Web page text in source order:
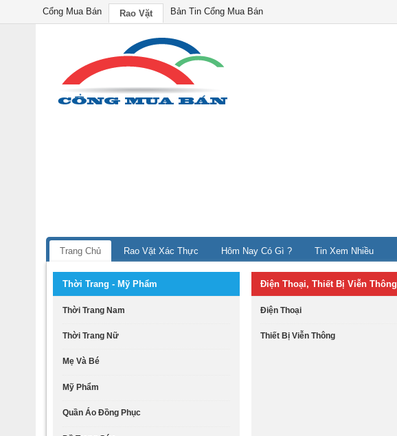
Cổng Mua Bán Rao Vặt Bản Tin Cổng Mua Bán
Trang Chủ Rao Vặt Xác Thực Hôm Nay Có Gì ? Tin Xem Nhiều
Thời Trang - Mỹ Phẩm
Thời Trang Nam
Thời Trang Nữ
Mẹ Và Bé
Mỹ Phẩm
Quần Áo Đồng Phục
Điện Thoại, Thiết Bị Viễn Thông
Điện Thoại
Thiết Bị Viễn Thông